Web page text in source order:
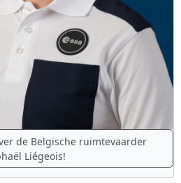
de Belgische ruimtevaarder
Liégeois!